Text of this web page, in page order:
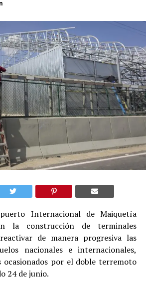
Internacional de Maiquetía
la construcción de terminales
de manera progresiva las
nacionales e internacionales,
ocasionados por el doble terremoto
24 de junio.